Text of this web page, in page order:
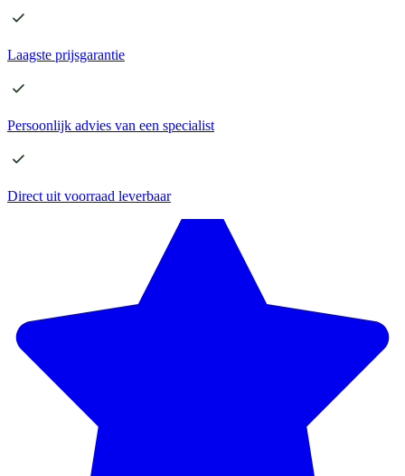
Laagste prijsgarantie
Persoonlijk advies van een specialist
Direct uit voorraad leverbaar